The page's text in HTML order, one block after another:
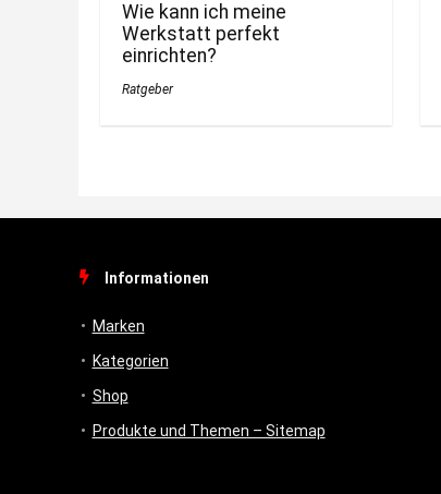
Wie kann ich meine
Werkstatt perfekt
einrichten?
Ratgeber
Informationen
Marken
Kategorien
Shop
Produkte und Themen – Sitemap